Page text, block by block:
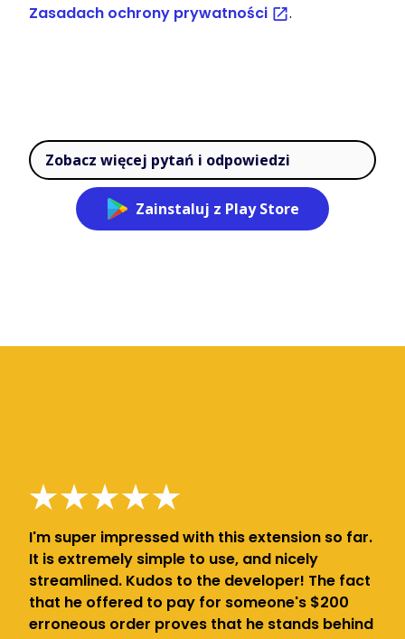
Zasadach ochrony prywatności .
Zobacz więcej pytań i odpowiedzi
Zainstaluj z Play Store
I'm super impressed with this extension so far.
It is extremely simple to use, and nicely
streamlined. Kudos to the developer! The fact
that he offered to pay for someone's $200
erroneous order proves that he stands behind